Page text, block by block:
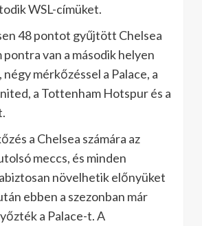
WSL-címüket.
48 pontot gyűjtött Chelsea
van a második helyen
mérkőzéssel a Palace, a
a Tottenham Hotspur és a
a Chelsea számára az
meccs, és minden
növelhetik előnyüket
ebben a szezonban már
a Palace-t. A